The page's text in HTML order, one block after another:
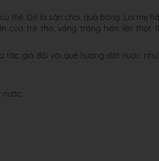
thể. Đó là sân chơi, quả bóng. Lời mẹ
của trẻ thơ, vầng trăng hiện lên thật
tác giả đối với quê hương đất nước như
nước.